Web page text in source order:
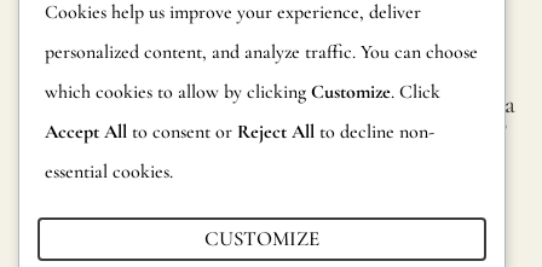
Condiciones
generales
Aviso legal
Información
productos
Catalogo para
distribuidores
Málaga,
España
hola@jamesma
lonefabrics.co
m
Cookies help us improve your experience, deliver
personalized content, and analyze traffic. You can choose
which cookies to allow by clicking Customize. Click
Accept All to consent or Reject All to decline non-
essential cookies.
CUSTOMIZE